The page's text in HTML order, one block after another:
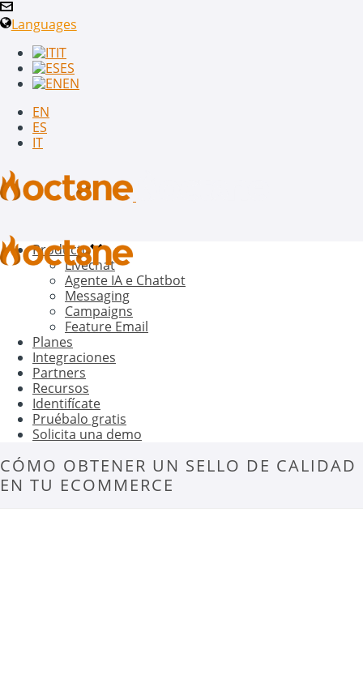
Languages
IT
ES
EN
EN
ES
IT
Producto
Livechat
Agente IA e Chatbot
Messaging
Campaigns
Feature Email
Planes
Integraciones
Partners
Recursos
Identifícate
Pruébalo gratis
Solicita una demo
CÓMO OBTENER UN SELLO DE CALIDAD
EN TU ECOMMERCE